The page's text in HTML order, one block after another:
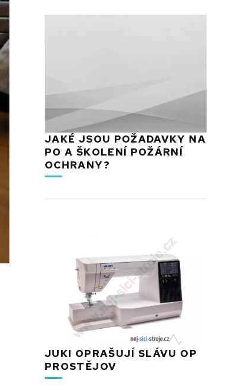
JAKÉ JSOU POŽADAVKY NA
PO A ŠKOLENÍ POŽÁRNÍ
OCHRANY?
JUKI OPRAŠUJÍ SLÁVU OP
PROSTĚJOV